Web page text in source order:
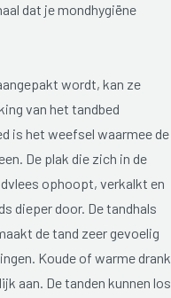
dat je mondhygiëne
wordt, kan ze
van het tandbed
is het weefsel waarmee de
De plak die zich in de
ophoopt, verkalkt en
dieper door. De tandhals
de tand zeer gevoelig
Koude of warme drank
aan. De tanden kunnen los